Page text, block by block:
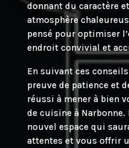
donnant du caractère
atmosphère
pensé pour optimiser
endroit convivial et
En suivant ces
preuve de patience et
réussi à mener à bien
de cuisine à
nouvel espace qui
attentes et vous offrir